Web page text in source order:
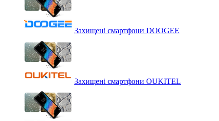
Захищені смартфони DOOGEE
Захищені смартфони OUKITEL